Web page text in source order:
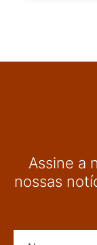
Assine a
nossas